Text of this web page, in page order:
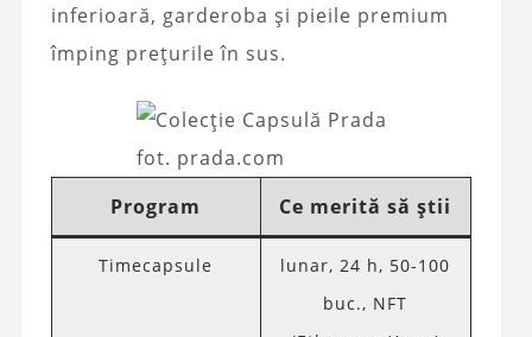
inferioară, garderoba și pieile premium
împing prețurile în sus.
fot. prada.com
Program
Ce merită să știi
Timecapsule
lunar, 24 h, 50-100
buc., NFT